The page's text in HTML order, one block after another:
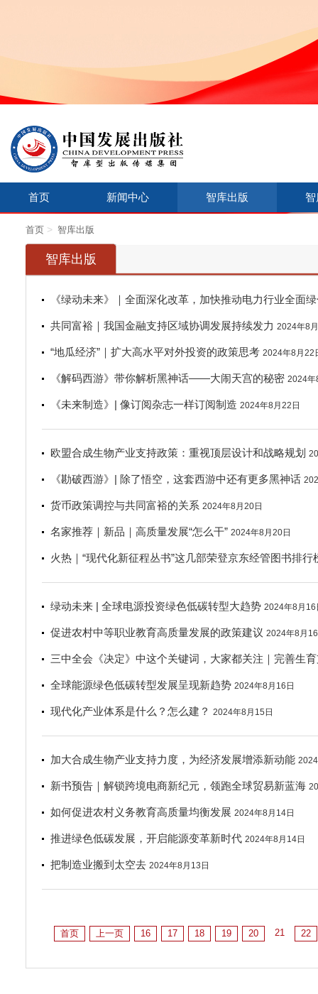
首页 新闻中心 智库出版
首页 > 智库出版
智库出版
《绿动未来》｜全面深化改革，加快推动电力行业全面
共同富裕｜我国金融支持区域协调发展持续发力 2024年8
“地瓜经济”｜扩大高水平对外投资的政策思考 2024年8月22
《解码西游》带你解析黑神话——大闹天宫的秘密 2024年
《未来制造》| 像订阅杂志一样订阅制造 2024年8月22日
欧盟合成生物产业支持政策：重视顶层设计和战略规划
《勘破西游》| 除了悟空，这套西游中还有更多黑神话
货币政策调控与共同富裕的关系 2024年8月20日
名家推荐｜新品｜高质量发展“怎么干” 2024年8月20日
火热｜“现代化新征程丛书”这几部荣登京东经管图书排行
绿动未来 | 全球电源投资绿色低碳转型大趋势 2024年8月16
促进农村中等职业教育高质量发展的政策建议 2024年8月
三中全会《决定》中这个关键词，大家都关注｜完善生
全球能源绿色低碳转型发展呈现新趋势 2024年8月16日
现代化产业体系是什么？怎么建？ 2024年8月15日
加大合成生物产业支持力度，为经济发展增添新动能
新书预告｜解锁跨境电商新纪元，领跑全球贸易新蓝海
如何促进农村义务教育高质量均衡发展 2024年8月14日
推进绿色低碳发展，开启能源变革新时代 2024年8月14日
把制造业搬到太空去 2024年8月13日
首页 上一页 16 17 18 19 20 21 22